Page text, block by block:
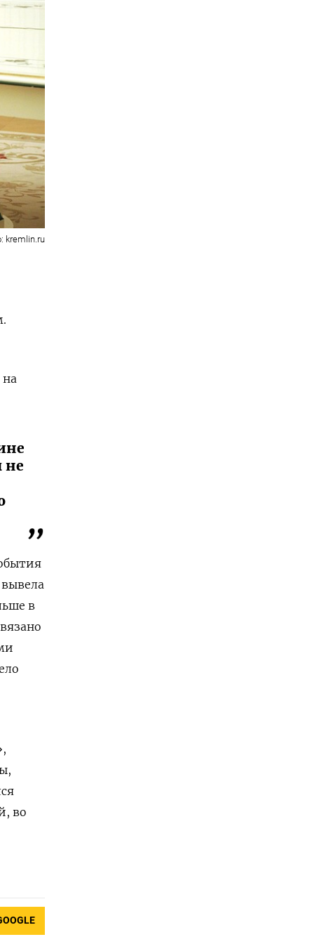
kremlin.ru
не
в
во